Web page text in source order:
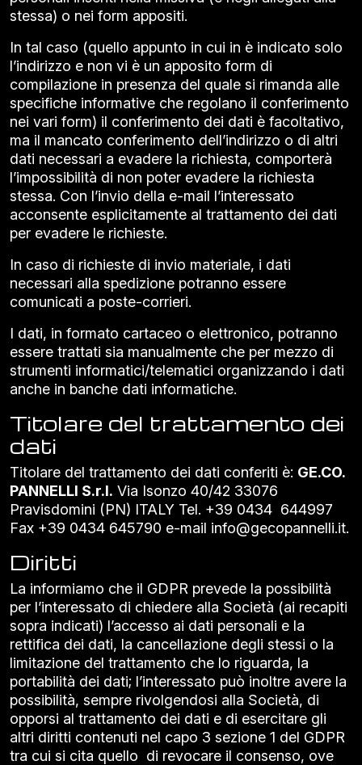
stessa) o nei form appositi.
In tal caso (quello appunto in cui in è indicato solo
l’indirizzo e non vi è un apposito form di
compilazione in presenza del quale si rimanda alle
specifiche informative che regolano il conferimento
nei vari form) il conferimento dei dati è facoltativo,
ma il mancato conferimento dell’indirizzo o di altri
dati necessari a evadere la richiesta, comporterà
l’impossibilità di non poter evadere la richiesta
stessa. Con l’invio della e-mail l’interessato
acconsente esplicitamente al trattamento dei dati
per evadere le richieste.
In caso di richieste di invio materiale, i dati
necessari alla spedizione potranno essere
comunicati a poste-corrieri.
I dati, in formato cartaceo o elettronico, potranno
essere trattati sia manualmente che per mezzo di
strumenti informatici/telematici organizzando i dati
anche in banche dati informatiche.
Titolare del trattamento dei
dati
Titolare del trattamento dei dati conferiti è: GE.CO.
PANNELLI S.r.l. Via Isonzo 40/42 33076
Pravisdomini (PN) ITALY Tel. +39 0434 644997
Fax +39 0434 645790 e-mail info@gecopannelli.it.
Diritti
La informiamo che il GDPR prevede la possibilità
per l’interessato di chiedere alla Società (ai recapiti
sopra indicati) l’accesso ai dati personali e la
rettifica dei dati, la cancellazione degli stessi o la
limitazione del trattamento che lo riguarda, la
portabilità dei dati; l’interessato può inoltre avere la
possibilità, sempre rivolgendosi alla Società, di
opporsi al trattamento dei dati e di esercitare gli
altri diritti contenuti nel capo 3 sezione 1 del GDPR
tra cui si cita quello di revocare il consenso, ove